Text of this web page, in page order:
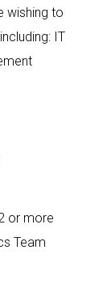
wishing to
IT
or more
Team